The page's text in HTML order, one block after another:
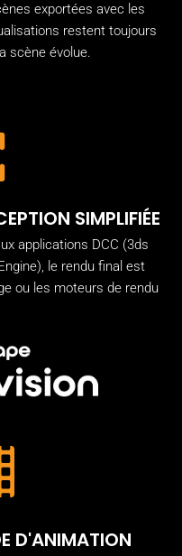
exportées avec les
restent toujours
scène évolue.
SIMPLIFIÉE
applications DCC (3ds
le rendu final est
ou les moteurs de rendu
D'ANIMATION